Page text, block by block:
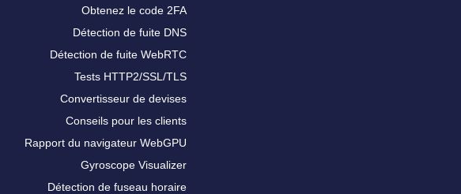
Obtenez le code 2FA
Détection de fuite DNS
Détection de fuite WebRTC
Tests HTTP2/SSL/TLS
Convertisseur de devises
Conseils pour les clients
Rapport du navigateur WebGPU
Gyroscope Visualizer
Détection de fuseau horaire